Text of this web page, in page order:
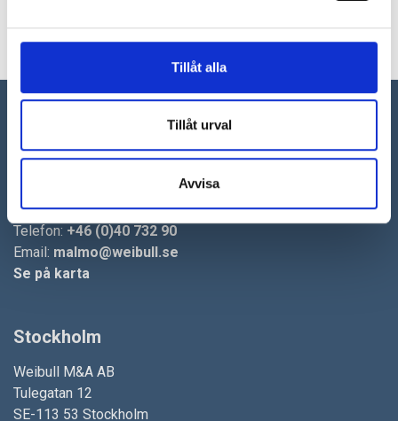
Tillåt alla
Tillåt urval
Avvisa
1 2 3 4 5 6 7 8
Weibull M&A AB
SE-211 20 Malmö
Telefon: +46 (0)40 732 90
Email: malmo@weibull.se
Se på karta
Stockholm
Weibull M&A AB
Tulegatan 12
SE-113 53 Stockholm